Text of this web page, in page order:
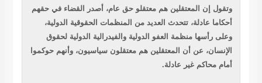
وتقول إن المعتقلين هم معتقلو حق عام، أصدر القضاء في حقهم
أحكاما عادلة، تتحدث العديد من المنظمات الحقوقية الدولية،
وعلى رأسها منظمة العفو الدولية والفيدرالية الدولية لحقوق
الإنسان، عن أن المعتقلين هم معتقلون سياسيون، وأنهم حوكموا
أمام محاكم غير عادلة.